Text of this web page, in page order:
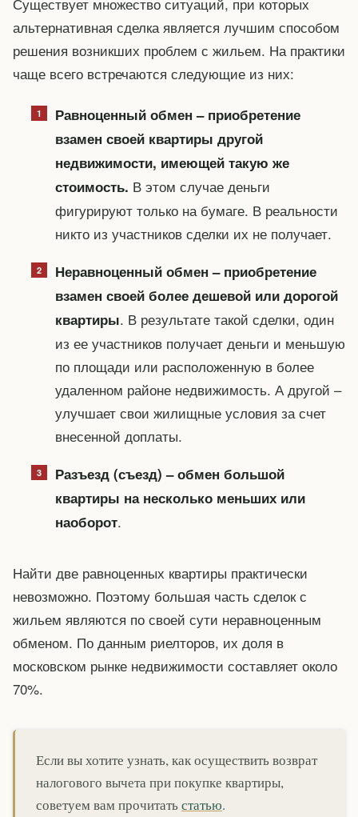
альтернативная сделка является лучшим способом
решения возникших проблем с жильем. На практики
чаще всего встречаются следующие из них:
Равноценный обмен – приобретение
взамен своей квартиры другой
недвижимости, имеющей такую же
стоимость. В этом случае деньги
фигурируют только на бумаге. В реальности
никто из участников сделки их не получает.
Неравноценный обмен – приобретение
взамен своей более дешевой или дорогой
квартиры. В результате такой сделки, один
из ее участников получает деньги и меньшую
по площади или расположенную в более
удаленном районе недвижимость. А другой –
улучшает свои жилищные условия за счет
внесенной доплаты.
Разъезд (съезд) – обмен большой
квартиры на несколько меньших или
наоборот.
Найти две равноценных квартиры практически
невозможно. Поэтому большая часть сделок с
жильем являются по своей сути неравноценным
обменом. По данным риелторов, их доля в
московском рынке недвижимости составляет около
70%.
Если вы хотите узнать, как осуществить возврат
налогового вычета при покупке квартиры,
советуем вам прочитатьстатью.